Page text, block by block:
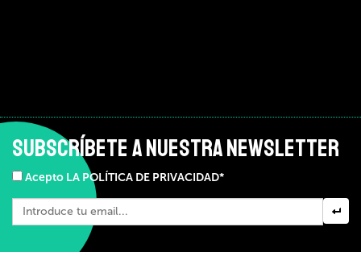
SUBSCRÍBETE A NUESTRA NEWSLETTER
Acepto LA POLÍTICA DE PRIVACIDAD*